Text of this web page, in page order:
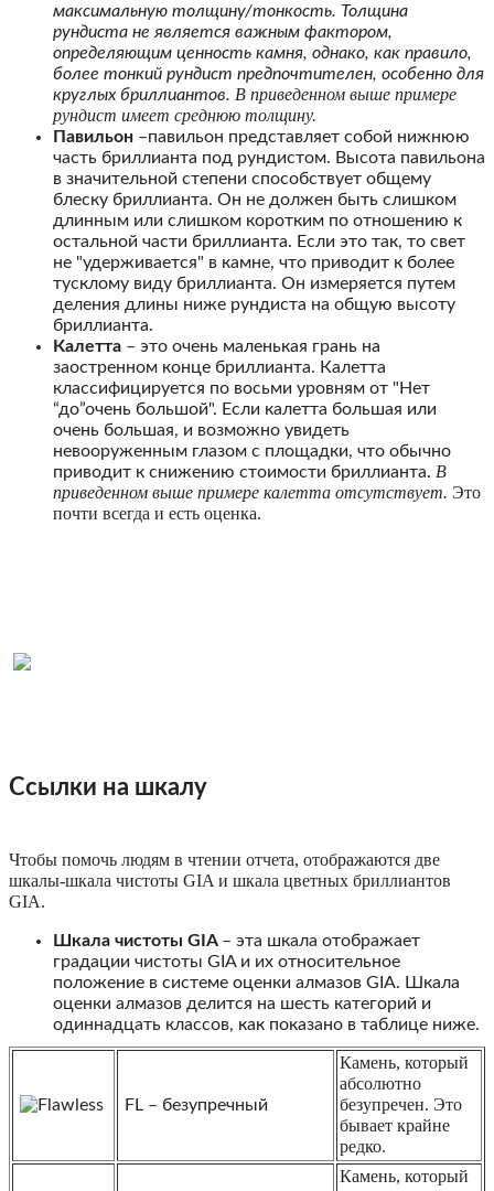
максимальную толщину/тонкость. Толщина
рундиста не является важным фактором,
определяющим ценность камня, однако, как правило,
более тонкий рундист предпочтителен, особенно для
круглых бриллиантов. В приведенном выше примере
рундист имеет среднюю толщину.
Павильон –павильон представляет собой нижнюю
часть бриллианта под рундистом. Высота павильона
в значительной степени способствует общему
блеску бриллианта. Он не должен быть слишком
длинным или слишком коротким по отношению к
остальной части бриллианта. Если это так, то свет
не "удерживается" в камне, что приводит к более
тусклому виду бриллианта. Он измеряется путем
деления длины ниже рундиста на общую высоту
бриллианта.
Калетта – это очень маленькая грань на
заостренном конце бриллианта. Калетта
классифицируется по восьми уровням от "Нет
“до”очень большой". Если калетта большая или
очень большая, и возможно увидеть
невооруженным глазом с площадки, что обычно
приводит к снижению стоимости бриллианта. В
приведенном выше примере калетта отсутствует. Это
почти всегда и есть оценка.
Ссылки на шкалу
Чтобы помочь людям в чтении отчета, отображаются две
шкалы-шкала чистоты GIA и шкала цветных бриллиантов
GIA.
Шкала чистоты GIA – эта шкала отображает
градации чистоты GIA и их относительное
положение в системе оценки алмазов GIA. Шкала
оценки алмазов делится на шесть категорий и
одиннадцать классов, как показано в таблице ниже.
FL – безупречный
Камень, который
абсолютно
безупречен. Это
бывает крайне
редко.
Камень, который